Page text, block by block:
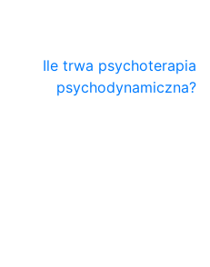
Ile trwa psychoterapia
psychodynamiczna?